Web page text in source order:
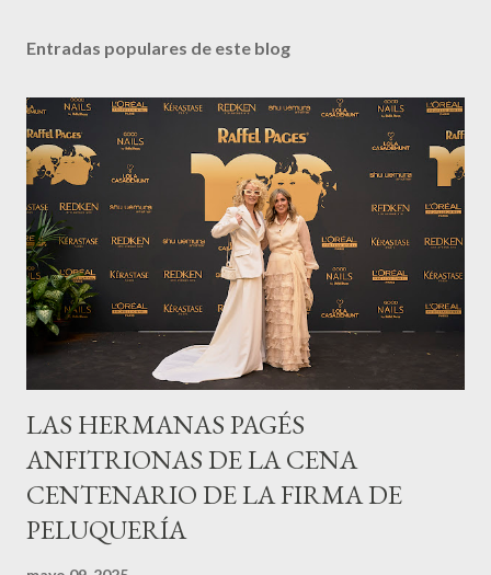
Entradas populares de este blog
LAS HERMANAS PAGÉS
ANFITRIONAS DE LA CENA
CENTENARIO DE LA FIRMA DE
PELUQUERÍA